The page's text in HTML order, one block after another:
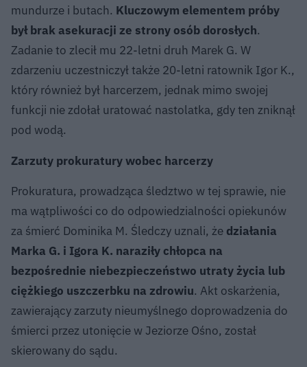
mundurze i butach. Kluczowym elementem próby
był brak asekuracji ze strony osób dorosłych.
Zadanie to zlecił mu 22-letni druh Marek G. W
zdarzeniu uczestniczył także 20-letni ratownik Igor K.,
który również był harcerzem, jednak mimo swojej
funkcji nie zdołał uratować nastolatka, gdy ten zniknął
pod wodą.
Zarzuty prokuratury wobec harcerzy
Prokuratura, prowadząca śledztwo w tej sprawie, nie
ma wątpliwości co do odpowiedzialności opiekunów
za śmierć Dominika M. Śledczy uznali, że działania
Marka G. i Igora K. naraziły chłopca na
bezpośrednie niebezpieczeństwo utraty życia lub
ciężkiego uszczerbku na zdrowiu. Akt oskarżenia,
zawierający zarzuty nieumyślnego doprowadzenia do
śmierci przez utonięcie w Jeziorze Ośno, został
skierowany do sądu.